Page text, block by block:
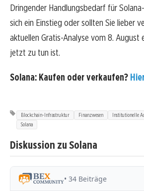
Dringender Handlungsbedarf für
sich ein Einstieg oder sollten Sie lieber
aktuellen Gratis-Analyse vom 8. August
jetzt zu tun ist.
Solana: Kaufen oder verkaufen?
Blockchain-Infrastruktur Finanzwesen Institutionelle
Solana
Diskussion zu Solana